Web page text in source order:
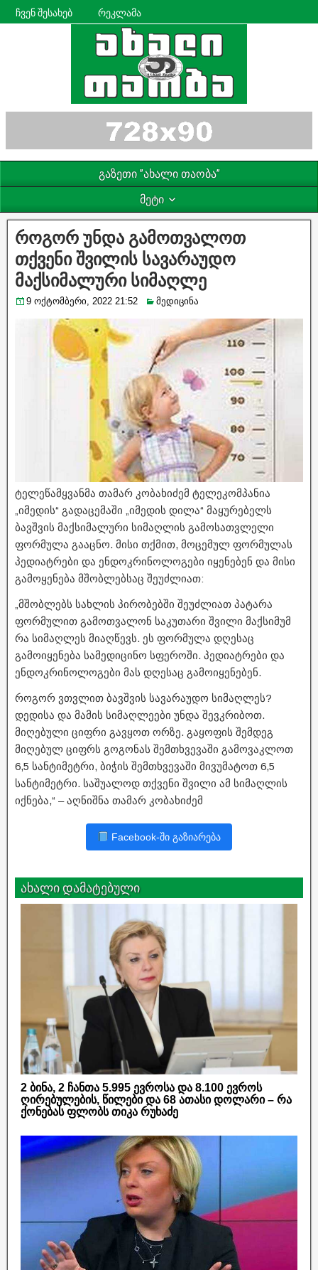
ჩვენ შესახებ რეკლამა
გაზეთი ”ახალი თაობა”
მეტი
როგორ უნდა გამოთვალოთ
თქვენი შვილის სავარაუდო
მაქსიმალური სიმაღლე
9 ოქტომბერი, 2022 21:52 მედიცინა
​ტელეწამყვანმა თამარ კობახიძემ ტელეკომპანია
„იმედის“ გადაცემაში „იმედის დილა“ მაყურებელს
ბავშვის მაქსიმალური სიმაღლის გამოსათვლელი
ფორმულა გააცნო. მისი თქმით, მოცემულ ფორმულას
პედიატრები და ენდოკრინოლოგები იყენებენ და მისი
გამოყენება მშობლებსაც შეუძლიათ:
„მშობლებს სახლის პირობებში შეუძლიათ პატარა
ფორმულით გამოთვალონ საკუთარი შვილი მაქსიმუმ
რა სიმაღლეს მიაღწევს. ეს ფორმულა დღესაც
გამოიყენება სამედიცინო სფეროში. პედიატრები და
ენდოკრინოლოგები მას დღესაც გამოიყენებენ.
როგორ ვთვლით ბავშვის სავარაუდო სიმაღლეს?
დედისა და მამის სიმაღლეები უნდა შევკრიბოთ.
მიღებული ციფრი გავყოთ ორზე. გაყოფის შემდეგ
მიღებულ ციფრს გოგონას შემთხვევაში გამოვაკლოთ
6,5 სანტიმეტრი, ბიჭის შემთხვევაში მივუმატოთ 6,5
სანტიმეტრი. საშუალოდ თქვენი შვილი ამ სიმაღლის
იქნება,“ – აღნიშნა თამარ კობახიძემ
Facebook-ში გაზიარება
ახალი დამატებული
2 ბინა, 2 ჩანთა 5.995 ევროსა და 8.100 ევროს
ღირებულების, წილები და 68 ათასი დოლარი – რა
ქონებას ფლობს თიკა რუხაძე